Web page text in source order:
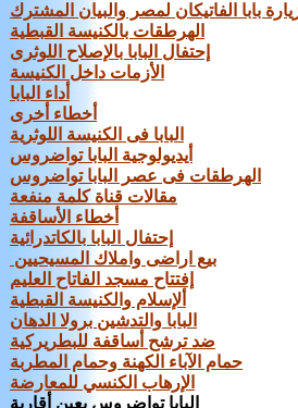
بابا الفاتيكان لمصر والبيان المشترك
الهرطقات بالكنيسة القبطية
إحتفال البابا بالإصلاح اللوثرى
الأزمات داخل الكنيسة
أداء البابا
أخطاء أخرى
البابا فى الكنيسة اللوثرية
أيديولوجية البابا تواضروس
الهرطقات فى عصر البابا تواضروس
مقالات قناة كلمة منفعة
أخطاء الأساقفة
إحتفال البابا بالكاتدرائية
بيع اراضى واملاك المسيحيين
إفتتاح مسجد الفاتاح العليم
ألإسلام والكنيسة القبطية
البابا والتدشين برولا الدهان
ضد ترشح أساقفة للبطريركية
حمام الآباء الكهنة وحمام المطربة
الإرهاب الكنسي للمعارضة
البابا تواضروس يعين أقاربة